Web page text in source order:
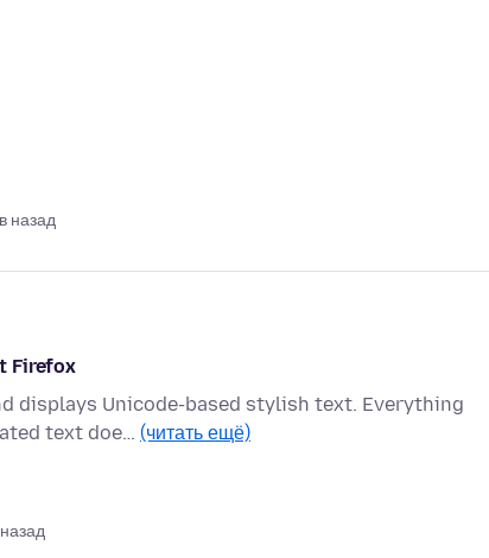
назад
Firefox
displays Unicode-based stylish text. Everything
text doe… (читать ещё)